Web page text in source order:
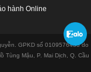
hành Online
GPKD số 0109576433 do
Tùng Mậu, P. Mai Dịch, Q. Cầu